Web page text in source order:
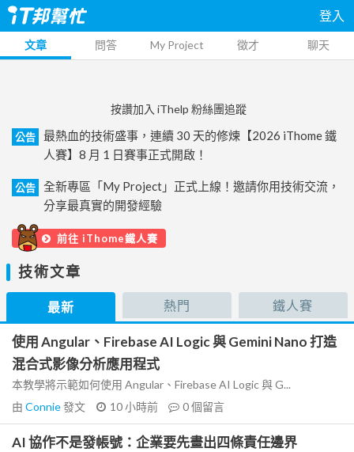
登入
文章 問答 My Project 徵才 聊天
按讚加入 iThelp 粉絲團追蹤
公告
最熱血的技術盛事，連續 30 天的修煉【2026 iThome 鐵
人賽】8 月 1 日賽事正式開啟！
公告
全新專區「My Project」正式上線！邀請你用技術交流，
分享最真實的開發經驗
前往 iThome鐵人賽
技術文章
最新 熱門 鐵人賽
使用 Angular、Firebase AI Logic 與 Gemini Nano 打造
混合式影像分析應用程式
本教學將示範如何使用 Angular、Firebase AI Logic 與 G...
由 Connie發文 10 小時前 0個留言
AI 協作不是發帳號：企業要先畫出四條責任邊界